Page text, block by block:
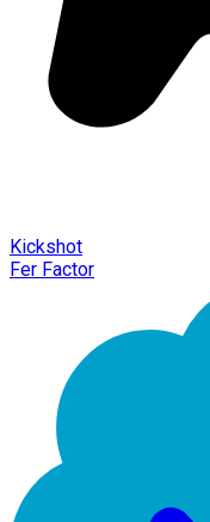
Kickshot
Fer Factor